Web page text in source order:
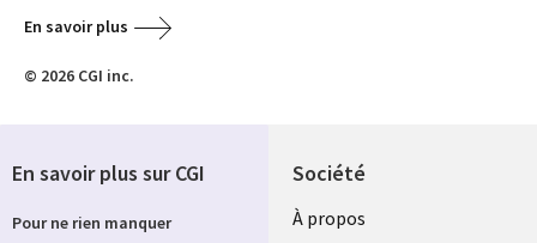
En savoir plus
© 2026 CGI inc.
Société
À propos
En savoir plus sur CGI
Pour ne rien manquer